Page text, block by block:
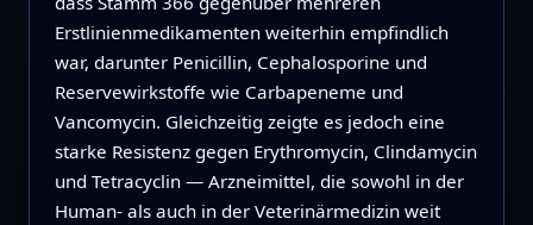
Erstlinienmedikamenten weiterhin empfindlich
war, darunter Penicillin, Cephalosporine und
Reservewirkstoffe wie Carbapeneme und
Vancomycin. Gleichzeitig zeigte es jedoch eine
starke Resistenz gegen Erythromycin, Clindamycin
und Tetracyclin — Arzneimittel, die sowohl in der
Human- als auch in der Veterinärmedizin weit